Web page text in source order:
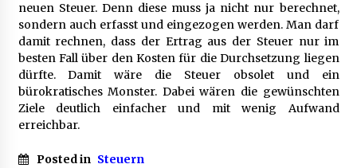
neuen Steuer. Denn diese muss ja nicht nur berechnet,
sondern auch erfasst und eingezogen werden. Man darf
damit rechnen, dass der Ertrag aus der Steuer nur im
besten Fall über den Kosten für die Durchsetzung liegen
dürfte. Damit wäre die Steuer obsolet und ein
bürokratisches Monster. Dabei wären die gewünschten
Ziele deutlich einfacher und mit wenig Aufwand
erreichbar.
Posted in Steuern